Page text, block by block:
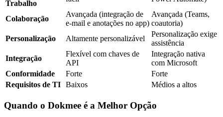
Trabalho
Colaboração
Avançada (integração de
e-mail e anotações no app)
Avançada (Teams,
coautoria)
Personalização
Altamente personalizável
Personalização exige
assistência
Integração
Flexível com chaves de
API
Integração nativa
com Microsoft
Conformidade
Forte
Forte
Requisitos de TI Baixos Médios a altos
Quando o Dokmee é a Melhor Opção